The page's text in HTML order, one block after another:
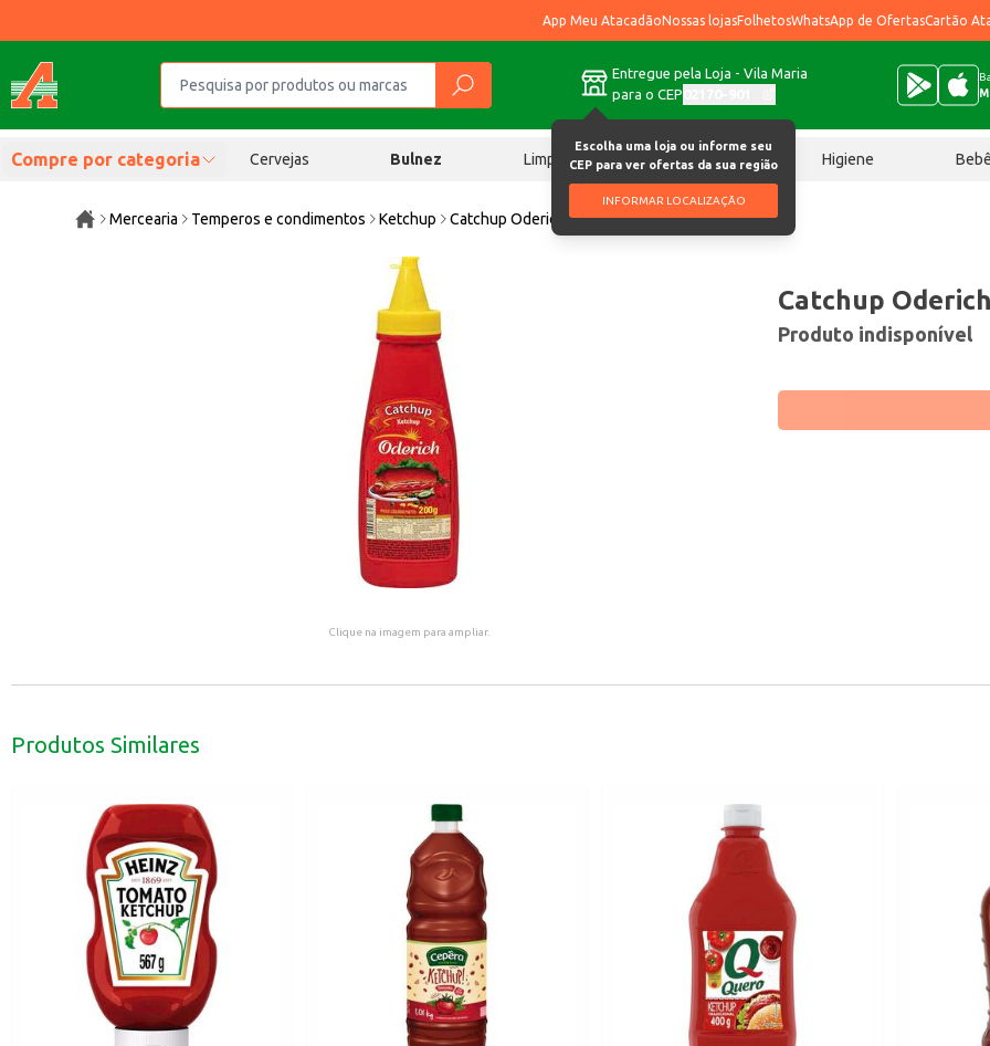
App Meu AtacadãoNossas lojasFolhetosWhatsApp de OfertasCartão
Entregue pela Loja - Vila Maria
para o CEP
Escolha uma loja ou informe seu
CEP para ver ofertas da sua região
INFORMAR LOCALIZAÇÃO
Compre por categoria Cervejas Bulnez Limpeza Chocolates Higiene
Mercearia Temperos e condimentos Ketchup Catchup Oderich Tradicional 200g
Clique na imagem para ampliar.
Catchup
Produto indisponível
Produtos Similares